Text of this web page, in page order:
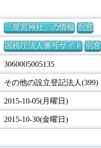
「星宮神社」の情報 別窓
国税庁法人番号サイト 別窓
3060005005135
その他の設立登記法人(399)
2015-10-05(月曜日)
2015-10-30(金曜日)